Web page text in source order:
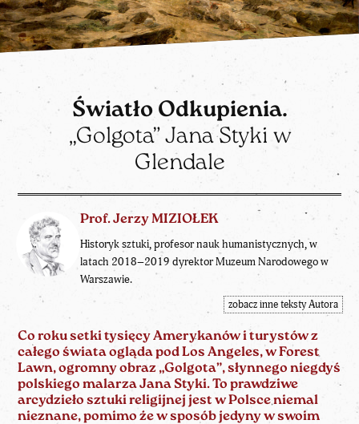
Światło Odkupienia.
„Golgota” Jana Styki w
Glendale
Prof. Jerzy MIZIOŁEK
Historyk sztuki, profesor nauk humanistycznych, w
latach 2018–2019 dyrektor Muzeum Narodowego w
Warszawie.
zobacz inne teksty Autora
Co roku setki tysięcy Amerykanów i turystów z
całego świata ogląda pod Los Angeles, w Forest
Lawn, ogromny obraz „Golgota”, słynnego niegdyś
polskiego malarza Jana Styki. To prawdziwe
arcydzieło sztuki religijnej jest w Polsce niemal
nieznane, pomimo że w sposób jedyny w swoim